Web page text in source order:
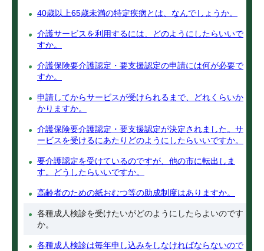
40歳以上65歳未満の特定疾病とは、なんでしょうか。
介護サービスを利用するには、どのようにしたらいいで
すか。
介護保険要介護認定・要支援認定の申請には何が必要で
すか。
申請してからサービスが受けられるまで、どれくらいか
かりますか。
介護保険要介護認定・要支援認定が決定されました。サ
ービスを受けるにあたりどのようにしたらいいですか。
要介護認定を受けているのですが、他の市に転出しま
す。どうしたらいいですか。
高齢者のための紙おむつ等の助成制度はありますか。
各種成人検診を受けたいがどのようにしたらよいのです
か。
各種成人検診は毎年申し込みをしなければならないので